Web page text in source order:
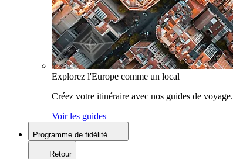
Explorez l'Europe comme un local
Créez votre itinéraire avec nos guides de voyage.
Voir les guides
Programme de fidélité
Retour